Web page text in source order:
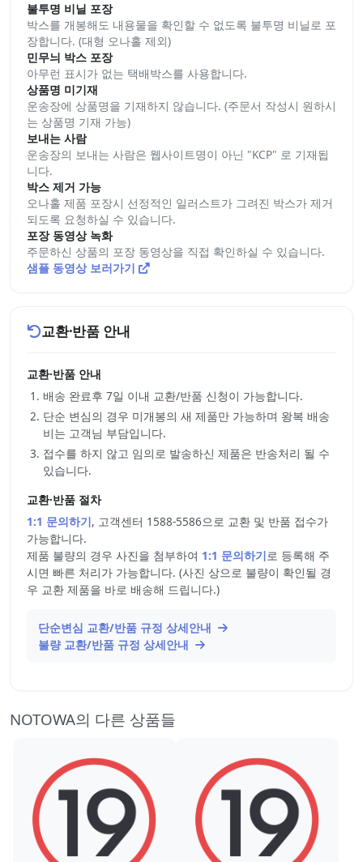
불투명 비닐 포장
박스를 개봉해도 내용물을 확인할 수 없도록 불투명 비닐로 포
장합니다. (대형 오나홀 제외)
민무늬 박스 포장
아무런 표시가 없는 택배박스를 사용합니다.
상품명 미기재
운송장에 상품명을 기재하지 않습니다. (주문서 작성시 원하시
는 상품명 기재 가능)
보내는 사람
운송장의 보내는 사람은 웹사이트명이 아닌 "KCP" 로 기재됩
니다.
박스 제거 가능
오나홀 제품 포장시 선정적인 일러스트가 그려진 박스가 제거
되도록 요청하실 수 있습니다.
포장 동영상 녹화
주문하신 상품의 포장 동영상을 직접 확인하실 수 있습니다.
샘플 동영상 보러가기
교환·반품 안내
교환·반품 안내
배송 완료후 7일 이내 교환/반품 신청이 가능합니다.
단순 변심의 경우 미개봉의 새 제품만 가능하며 왕복 배송
비는 고객님 부담입니다.
접수를 하지 않고 임의로 발송하신 제품은 반송처리 될 수
있습니다.
교환·반품 절차
1:1 문의하기, 고객센터 1588-5586으로 교환 및 반품 접수가
가능합니다.
제품 불량의 경우 사진을 첨부하여 1:1 문의하기로 등록해 주
시면 빠른 처리가 가능합니다. (사진 상으로 불량이 확인될 경
우 교환 제품을 바로 배송해 드립니다.)
단순변심 교환/반품 규정 상세안내
불량 교환/반품 규정 상세안내
NOTOWA의 다른 상품들